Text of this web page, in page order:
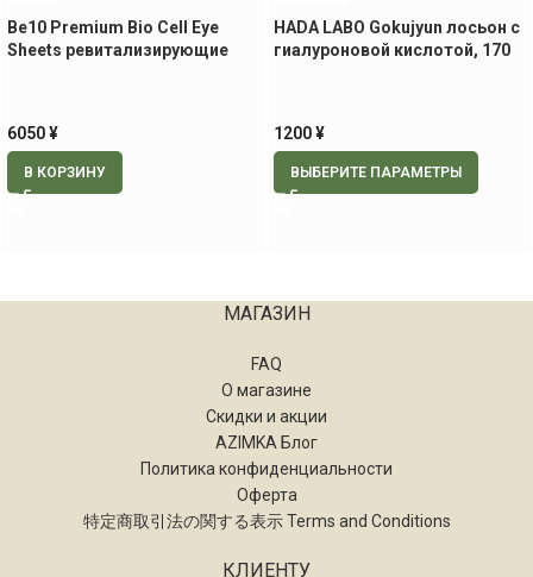
Be10 Premium Bio Cell Eye
Sheets ревитализирующие
6050¥
В КОРЗИНУ
HADA LABO Gokujyun лосьон с
гиалуроновой кислотой, 170
1200¥
ВЫБЕРИТЕ ПАРАМЕТРЫ
МАГАЗИН
FAQ
О магазине
Скидки и акции
AZIMKA Блог
Политика конфиденциальности
Оферта
特定商取引法の関する表示 Terms and Conditions
КЛИЕНТУ